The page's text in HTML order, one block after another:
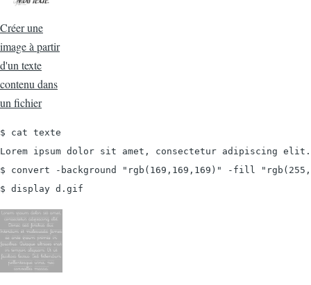
Créer une
image à partir
d'un texte
contenu dans
un fichier
$ cat texte
Lorem ipsum dolor sit amet, consectetur adipiscing
$ convert -background "rgb(169,169,169)" -fill
$ display d.gif